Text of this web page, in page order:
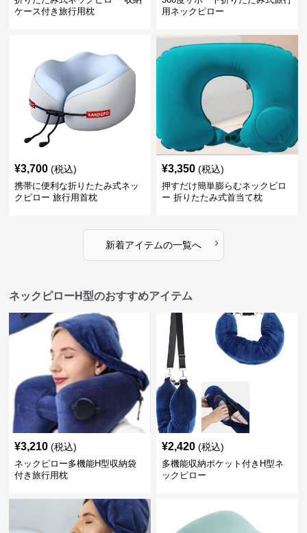
ケース付き旅行用枕
用ネックピロー
¥3,700 (税込)
携帯に便利な折りたたみ式ネッ
クピロー 旅行用首枕
¥3,350 (税込)
押すだけ簡単膨らむネックピロ
ー 折りたたみ式首当て枕
新着アイテムの一覧へ ›
ネックピローH型のおすすめアイテム
¥3,210 (税込)
ネックピロー多機能H型収納袋
付き旅行用枕
¥2,420 (税込)
多機能収納ポケット付きH型ネ
ックピロー